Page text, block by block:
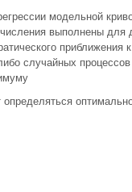
модельной
выполнены для
приближения к
случайных